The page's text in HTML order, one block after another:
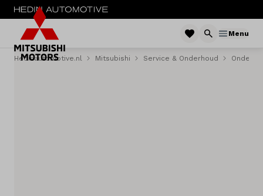
Menu
Menu
Hedinautomotive.nl Mitsubishi Service & Onderhoud